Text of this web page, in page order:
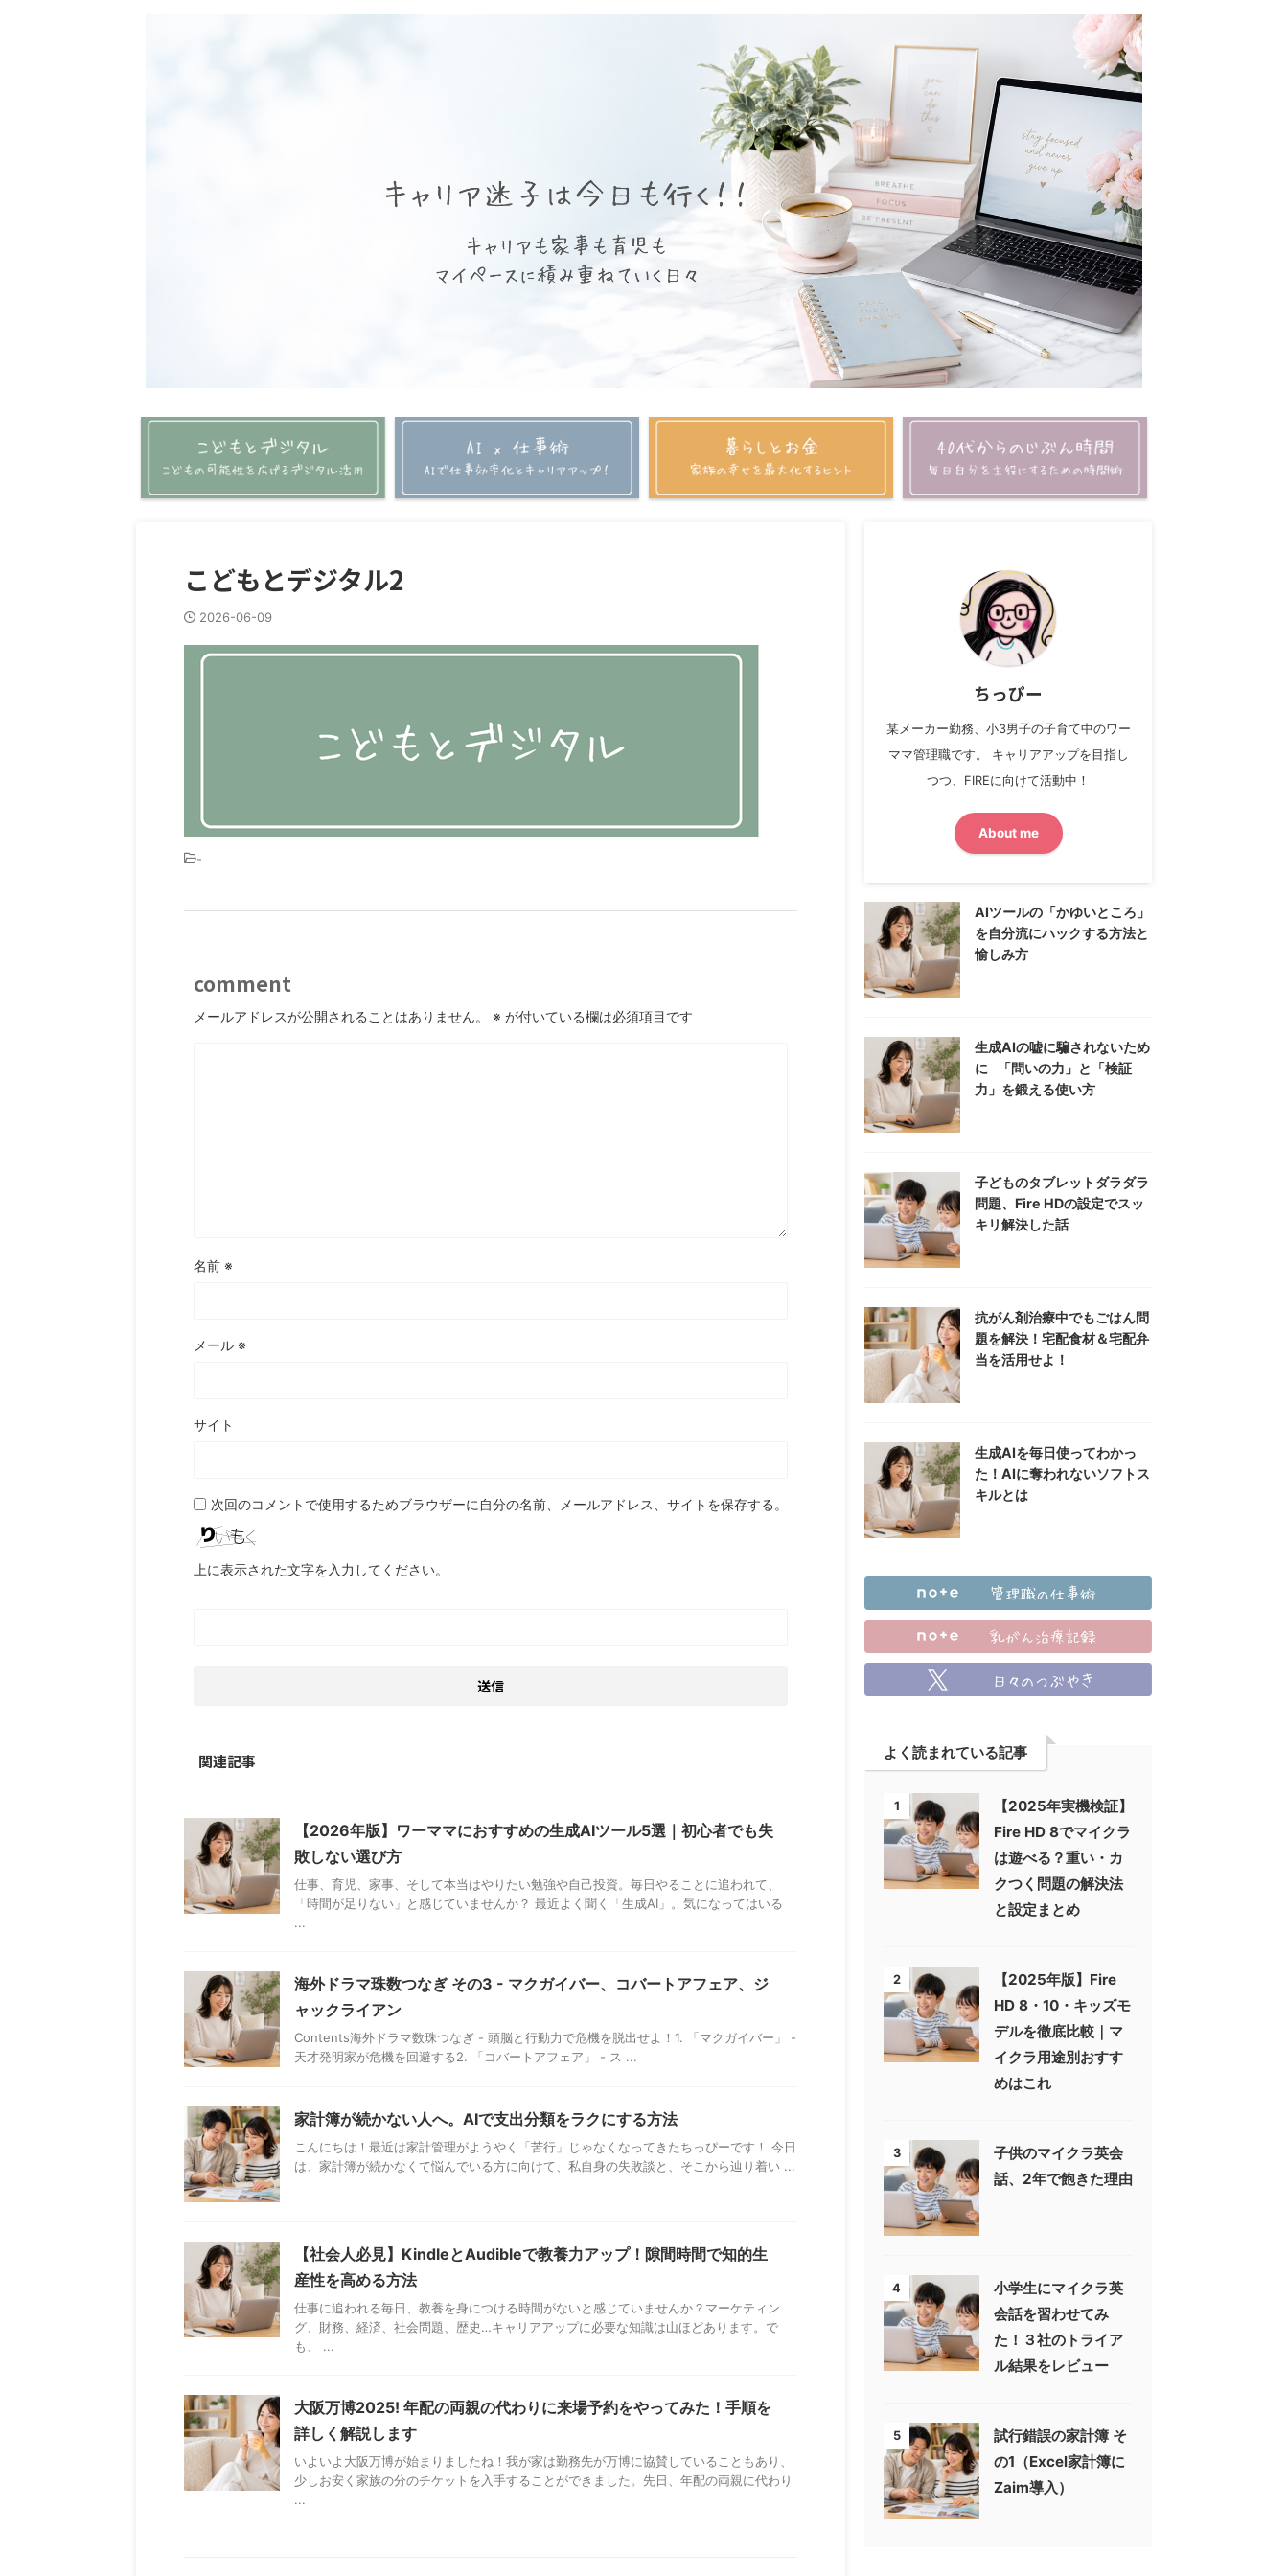
こどもとデジタル2
2026-06-09
-
comment
メールアドレスが公開されることはありません。 ※ が付いている欄は必須項目です
名前 ※
メール ※
サイト
次回のコメントで使用するためブラウザーに自分の名前、メールアドレス、サイトを保存する。
上に表示された文字を入力してください。
関連記事
【2026年版】ワーママにおすすめの生成AIツール5選｜初心者でも失
敗しない選び方
仕事、育児、家事、そして本当はやりたい勉強や自己投資。毎日やることに追われて、
「時間が足りない」と感じていませんか？ 最近よく聞く「生成AI」。気になってはいる
...
海外ドラマ珠数つなぎ その3 - マクガイバー、コバートアフェア、ジ
ャックライアン
Contents海外ドラマ数珠つなぎ - 頭脳と行動力で危機を脱出せよ！1. 「マクガイバー」 -
天才発明家が危機を回避する2. 「コバートアフェア」 - ス ...
家計簿が続かない人へ。AIで支出分類をラクにする方法
こんにちは！最近は家計管理がようやく「苦行」じゃなくなってきたちっぴーです！ 今日
は、家計簿が続かなくて悩んでいる方に向けて、私自身の失敗談と、そこから辿り着い ...
【社会人必見】KindleとAudibleで教養力アップ！隙間時間で知的生
産性を高める方法
仕事に追われる毎日、教養を身につける時間がないと感じていませんか？マーケティン
グ、財務、経済、社会問題、歴史…キャリアアップに必要な知識は山ほどあります。で
も、 ...
大阪万博2025! 年配の両親の代わりに来場予約をやってみた！手順を
詳しく解説します
いよいよ大阪万博が始まりましたね！我が家は勤務先が万博に協賛していることもあり、
少しお安く家族の分のチケットを入手することができました。先日、年配の両親に代わり
...
ちっぴー
某メーカー勤務、小3男子の子育て中のワー
ママ管理職です。 キャリアアップを目指し
つつ、FIREに向けて活動中！
About me
AIツールの「かゆいところ」
を自分流にハックする方法と
愉しみ方
生成AIの嘘に騙されないため
に─「問いの力」と「検証
力」を鍛える使い方
子どものタブレットダラダラ
問題、Fire HDの設定でスッ
キリ解決した話
抗がん剤治療中でもごはん問
題を解決！宅配食材＆宅配弁
当を活用せよ！
生成AIを毎日使ってわかっ
た！AIに奪われないソフトス
キルとは
よく読まれている記事
1
【2025年実機検証】
Fire HD 8でマイクラ
は遊べる？重い・カ
クつく問題の解決法
と設定まとめ
2
【2025年版】Fire
HD 8・10・キッズモ
デルを徹底比較｜マ
イクラ用途別おすす
めはこれ
3
子供のマイクラ英会
話、2年で飽きた理由
4
小学生にマイクラ英
会話を習わせてみ
た！３社のトライア
ル結果をレビュー
5
試行錯誤の家計簿 そ
の1（Excel家計簿に
Zaim導入）